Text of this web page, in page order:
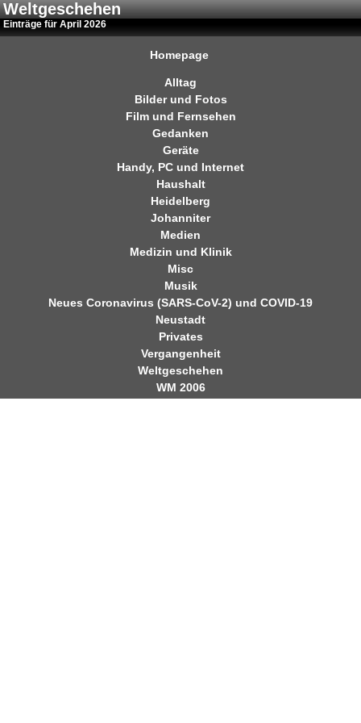
Weltgeschehen
Einträge für April 2026
Homepage
Alltag
Bilder und Fotos
Film und Fernsehen
Gedanken
Geräte
Handy, PC und Internet
Haushalt
Heidelberg
Johanniter
Medien
Medizin und Klinik
Misc
Musik
Neues Coronavirus (SARS-CoV-2) und COVID-19
Neustadt
Privates
Vergangenheit
Weltgeschehen
WM 2006